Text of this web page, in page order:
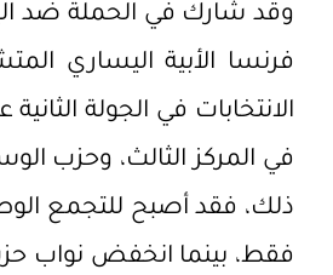
وقد شارك في الحملة ضد
فرنسا الأبية اليساري
الانتخابات في الجولة
في المركز الثالث، وحزب